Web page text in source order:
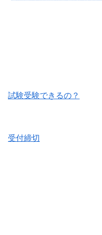
試験受験できるの？
受付締切